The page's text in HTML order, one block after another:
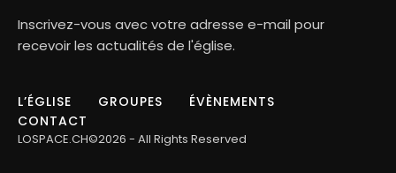
Inscrivez-vous avec votre adresse e-mail pour
recevoir les actualités de l'église.
L’ÉGLISE GROUPES
ÉVÈNEMENTS
CONTACT
LOSPACE.CH©2026 - All Rights Reserved